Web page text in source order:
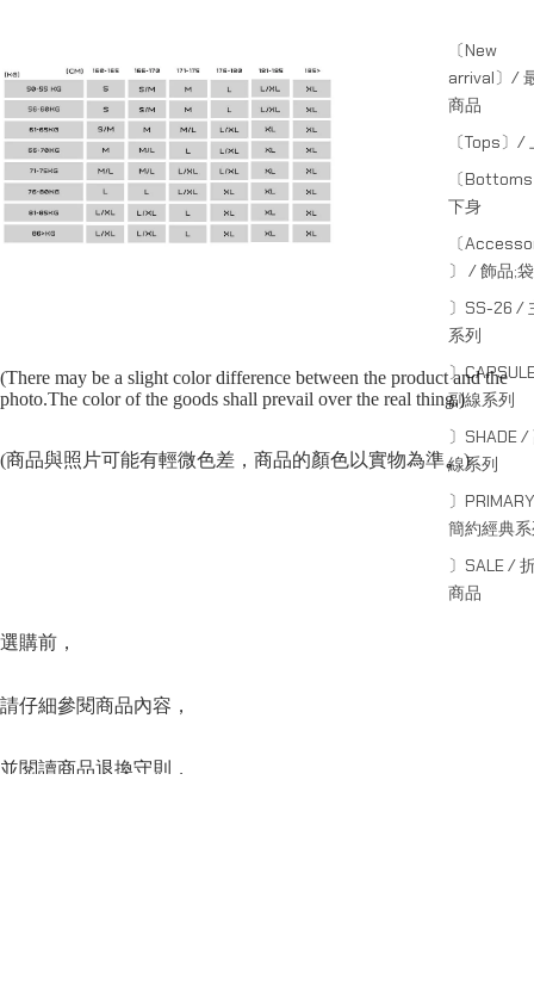
〔New
arrival〕/
商品
〔Tops〕/
〔
下身
〔
〕 / 飾品;袋
〕SS-26 /
系列
〕
副線系列
〕SHADE /
線系列
〕
簡約經典
〕SALE /
商品
(There may be a slight color difference between the product and the
photo.The color of the goods shall prevail over the real thing.)
(商品與照片可能有輕微色差，商品的顏色以實物為準。)
選購前，
請仔細參閱商品內容，
並閱讀商品退換守則，